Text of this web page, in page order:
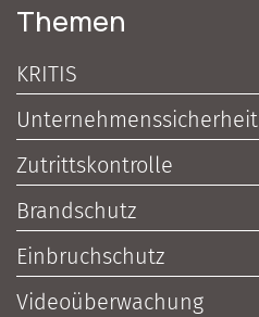
Themen
KRITIS
Unternehmenssicherheit
Zutrittskontrolle
Brandschutz
Einbruchschutz
Videoüberwachung